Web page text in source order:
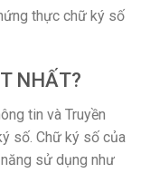
thực chữ ký số
NHẤT?
tin và Truyền
số. Chữ ký số của
sử dụng như